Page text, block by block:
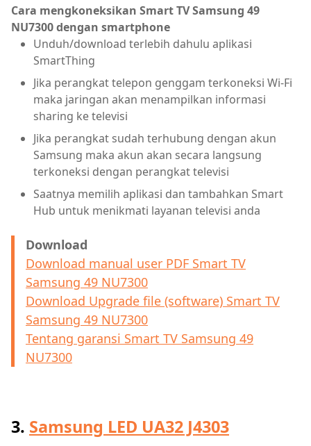
Cara mengkoneksikan Smart TV Samsung 49
NU7300 dengan smartphone
Unduh/download terlebih dahulu aplikasi
SmartThing
Jika perangkat telepon genggam terkoneksi Wi-Fi
maka jaringan akan menampilkan informasi
sharing ke televisi
Jika perangkat sudah terhubung dengan akun
Samsung maka akun akan secara langsung
terkoneksi dengan perangkat televisi
Saatnya memilih aplikasi dan tambahkan Smart
Hub untuk menikmati layanan televisi anda
Download
Download manual user PDF Smart TV
Samsung 49 NU7300
Download Upgrade file (software) Smart TV
Samsung 49 NU7300
Tentang garansi Smart TV Samsung 49
NU7300
3. Samsung LED UA32 J4303